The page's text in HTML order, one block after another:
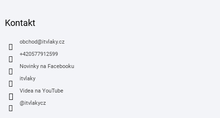
Kontakt
obchod@itvlaky.cz
+420577912599
Novinky na Facebooku
itvlaky
Videa na YouTube
@itvlakycz